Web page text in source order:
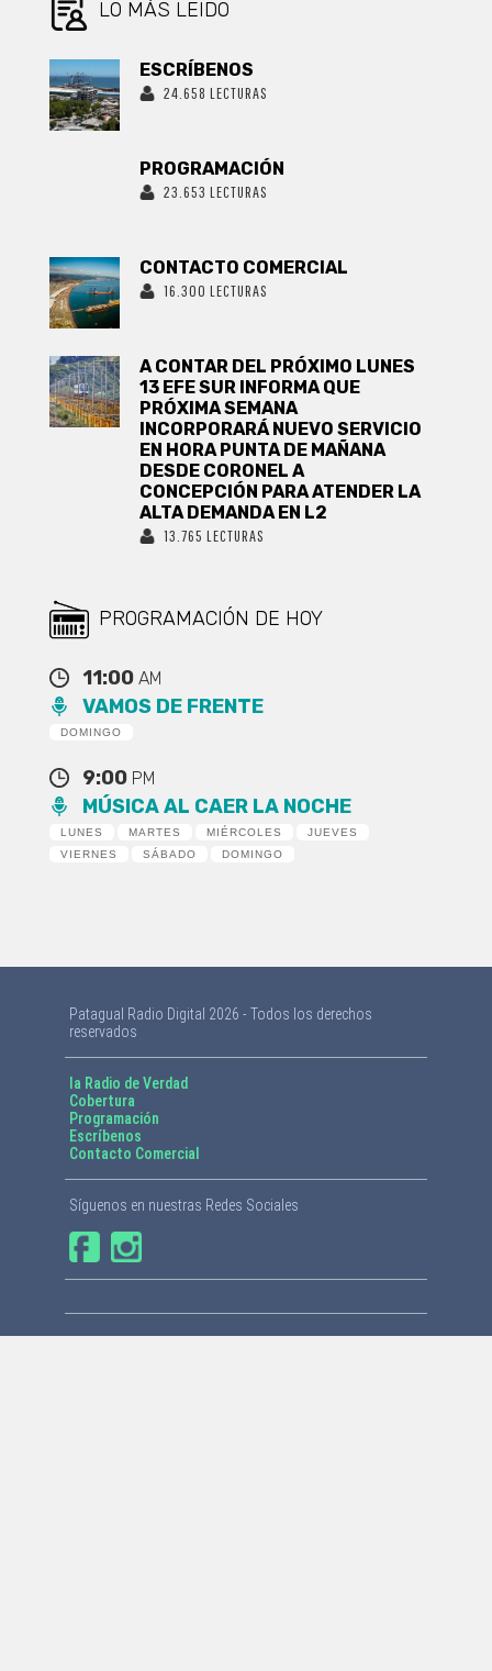
SU AFPLO MÁS LEIDO
ESCRÍBENOS
24.658 LECTURAS
PROGRAMACIÓN
23.653 LECTURAS
CONTACTO COMERCIAL
16.300 LECTURAS
A CONTAR DEL PRÓXIMO LUNES
13 EFE SUR INFORMA QUE
PRÓXIMA SEMANA
INCORPORARÁ NUEVO SERVICIO
EN HORA PUNTA DE MAÑANA
DESDE CORONEL A
CONCEPCIÓN PARA ATENDER LA
ALTA DEMANDA EN L2
13.765 LECTURAS
PROGRAMACIÓN DE HOY
11:00 AM
VAMOS DE FRENTE
DOMINGO
9:00 PM
MÚSICA AL CAER LA NOCHE
LUNES MARTES MIÉRCOLES
JUEVES
VIERNES
SÁBADO DOMINGO
Patagual Radio Digital 2026 - Todos los derechos
reservados
la Radio de Verdad
Cobertura
Programación
Escríbenos
Contacto Comercial
Síguenos en nuestras Redes Sociales